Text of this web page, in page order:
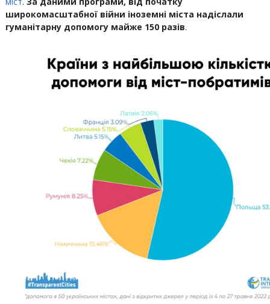
широкомасштабної війни іноземні міста надіслали
гуманітарну допомогу майже 150 разів.